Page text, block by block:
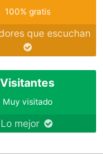
100% gratis
que escuchan
Visitantes
Muy visitado
Lo mejor